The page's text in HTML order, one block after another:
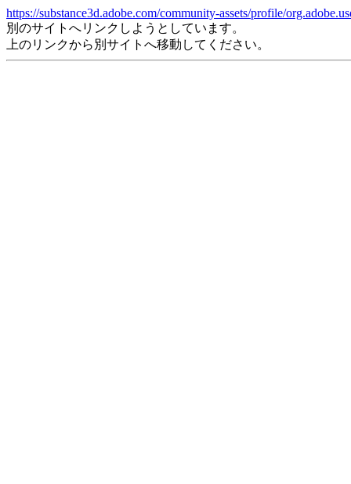
https://substance3d.adobe.com/community-assets/profile/
別のサイトへリンクしようとしています。
上のリンクから別サイトへ移動してください。